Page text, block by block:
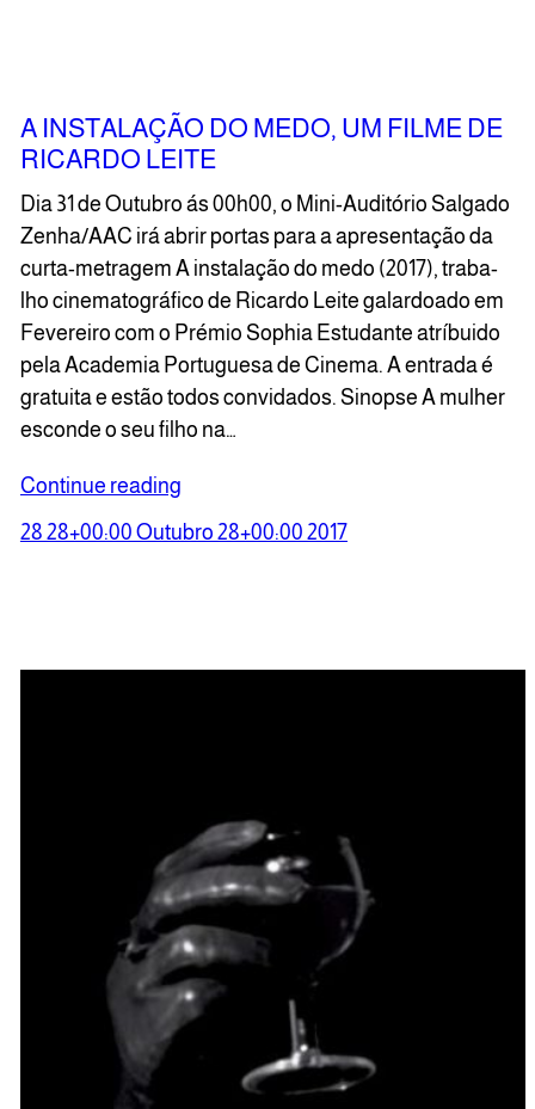
A INSTALAÇÃO DO MEDO, UM FILME DE
RICARDO LEITE
Dia 31 de Outu­bro ás 00h00, o Mini-Audi­tó­rio Sal­ga­do
Zenha/AAC irá abrir por­tas para a apre­sen­ta­ção da
cur­ta-metra­gem A ins­ta­la­ção do medo (2017), tra­ba­
lho cine­ma­to­grá­fi­co de Ricar­do Lei­te galar­do­a­do em
Feve­rei­ro com o Pré­mio Sophia Estu­dan­te atrí­bui­do
pela Aca­de­mia Por­tu­gue­sa de Cinema. A entra­da é
gra­tui­ta e estão todos convidados. Sinopse A mulher
escon­de o seu filho na…
Continue reading
28 28+00:00 Outubro 28+00:00 2017